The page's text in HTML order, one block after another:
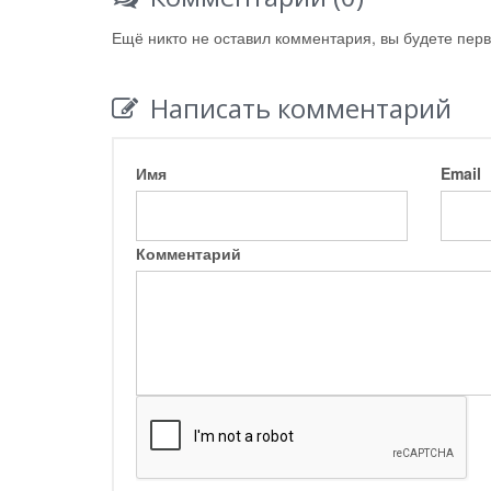
Ещё никто не оставил комментария, вы будете
Написать комментарий
Имя Email
Комментарий